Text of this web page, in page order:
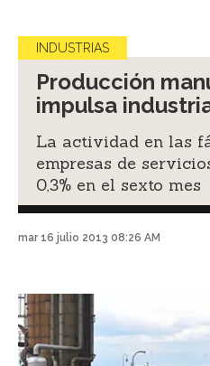
INDUSTRIAS
Producción
impulsa
La actividad en las
empresas de
0,3% en el sexto mes
mar 16 julio 2013 08:26 AM